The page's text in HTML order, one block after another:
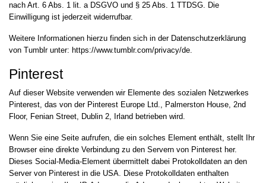
nach Art. 6 Abs. 1 lit. a DSGVO und § 25 Abs. 1 TTDSG. Die
Einwilligung ist jederzeit widerrufbar.
Weitere Informationen hierzu finden sich in der Datenschutzerklärung
von Tumblr unter: https://www.tumblr.com/privacy/de.
Pinterest
Auf dieser Website verwenden wir Elemente des sozialen Netzwerkes
Pinterest, das von der Pinterest Europe Ltd., Palmerston House, 2nd
Floor, Fenian Street, Dublin 2, Irland betrieben wird.
Wenn Sie eine Seite aufrufen, die ein solches Element enthält, stellt Ihr
Browser eine direkte Verbindung zu den Servern von Pinterest her.
Dieses Social-Media-Element übermittelt dabei Protokolldaten an den
Server von Pinterest in die USA. Diese Protokolldaten enthalten